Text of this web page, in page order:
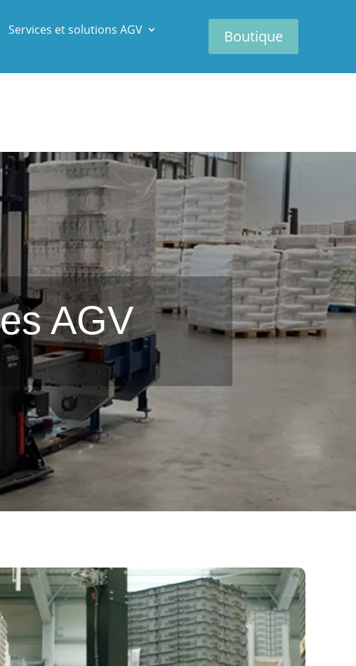
Services et solutions AGV Boutique
AGV